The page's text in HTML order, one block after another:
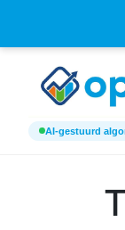
AI-gestuurd